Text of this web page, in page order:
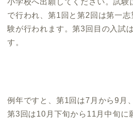
小学校へ出願してください。試験
で行われ、第1回と第2回は第一
験が行われます。第3回目の入試
す。
例年ですと、第1回は7月から9月
第3回は10月下旬から11月中旬に